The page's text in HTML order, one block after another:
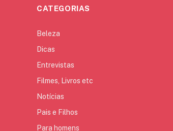
CATEGORIAS
Beleza
Dicas
Entrevistas
Filmes, Livros etc
Notícias
Pais e Filhos
Para homens